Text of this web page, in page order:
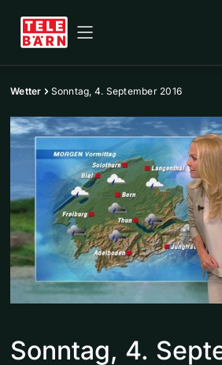
Wetter Sonntag, 4. September 2016
Sonntag, 4.